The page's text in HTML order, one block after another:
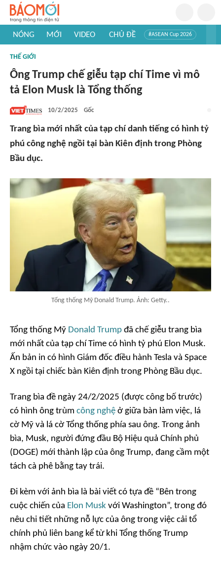
NÓNG MỚI VIDEO CHỦ ĐỀ #ASEAN Cup 2026
#Khám phá thế giới
THẾ GIỚI
Ông Trump chế giễu tạp chí Time vì mô
tả Elon Musk là Tổng thống
10/2/2025 Gốc
Trang bìa mới nhất của tạp chí danh tiếng có hình tỷ
phú công nghệ ngồi tại bàn Kiên định trong Phòng
Bầu dục.
Tổng thống Mỹ Donald Trump. Ảnh: Getty..
Tổng thống Mỹ Donald Trump đã chế giễu trang bìa
mới nhất của tạp chí Time có hình tỷ phú Elon Musk.
Ấn bản in có hình Giám đốc điều hành Tesla và Space
X ngồi tại chiếc bàn Kiên định trong Phòng Bầu dục.
Trang bìa đề ngày 24/2/2025 (được công bố trước)
có hình ông trùm công nghệ ở giữa bàn làm việc, lá
cờ Mỹ và lá cờ Tổng thống phía sau ông. Trong ảnh
bìa, Musk, người đứng đầu Bộ Hiệu quả Chính phủ
(DOGE) mới thành lập của ông Trump, đang cầm một
tách cà phê bằng tay trái.
Đi kèm với ảnh bìa là bài viết có tựa đề “Bên trong
cuộc chiến của Elon Musk với Washington”, trong đó
nêu chi tiết những nỗ lực của ông trong việc cải tổ
chính phủ liên bang kể từ khi Tổng thống Trump
nhậm chức vào ngày 20/1.